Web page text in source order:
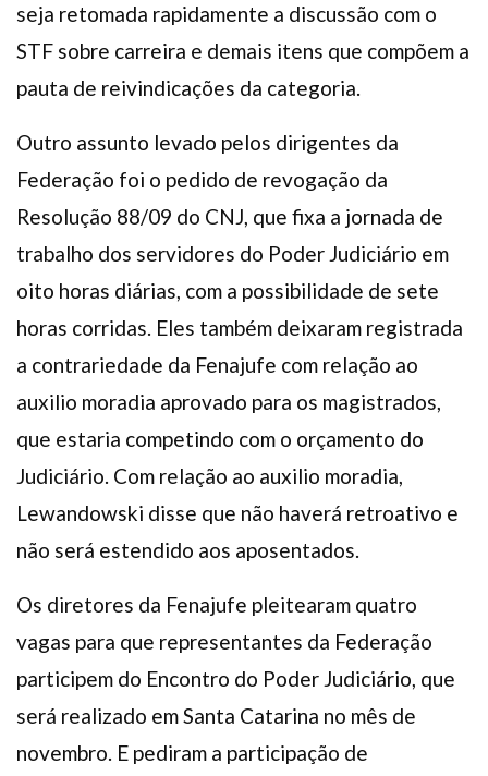
seja retomada rapidamente a discussão com o
STF sobre carreira e demais itens que compõem a
pauta de reivindicações da categoria.
Outro assunto levado pelos dirigentes da
Federação foi o pedido de revogação da
Resolução 88/09 do CNJ, que fixa a jornada de
trabalho dos servidores do Poder Judiciário em
oito horas diárias, com a possibilidade de sete
horas corridas. Eles também deixaram registrada
a contrariedade da Fenajufe com relação ao
auxilio moradia aprovado para os magistrados,
que estaria competindo com o orçamento do
Judiciário. Com relação ao auxilio moradia,
Lewandowski disse que não haverá retroativo e
não será estendido aos aposentados.
Os diretores da Fenajufe pleitearam quatro
vagas para que representantes da Federação
participem do Encontro do Poder Judiciário, que
será realizado em Santa Catarina no mês de
novembro. E pediram a participação de